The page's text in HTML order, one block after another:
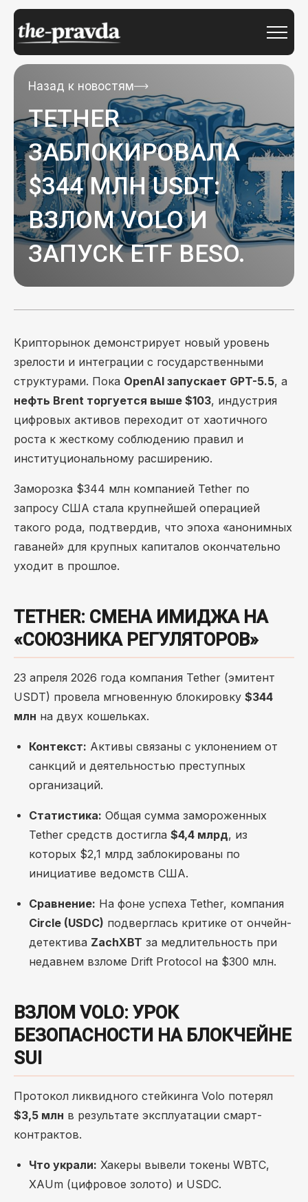
Назад к новостям
TETHER
ЗАБЛОКИРОВАЛА
$344 МЛН USDT:
ВЗЛОМ VOLO И
ЗАПУСК ETF BESO.
Крипторынок демонстрирует новый уровень
зрелости и интеграции с государственными
структурами. Пока OpenAI запускает GPT-5.5, а
нефть Brent торгуется выше $103, индустрия
цифровых активов переходит от хаотичного
роста к жесткому соблюдению правил и
институциональному расширению.
Заморозка $344 млн компанией Tether по
запросу США стала крупнейшей операцией
такого рода, подтвердив, что эпоха «анонимных
гаваней» для крупных капиталов окончательно
уходит в прошлое.
TETHER: СМЕНА ИМИДЖА НА
«СОЮЗНИКА РЕГУЛЯТОРОВ»
23 апреля 2026 года компания Tether (эмитент
USDT) провела мгновенную блокировку $344
млн на двух кошельках.
Контекст: Активы связаны с уклонением от
санкций и деятельностью преступных
организаций.
Статистика: Общая сумма замороженных
Tether средств достигла $4,4 млрд, из
которых $2,1 млрд заблокированы по
инициативе ведомств США.
Сравнение: На фоне успеха Tether, компания
Circle (USDC) подверглась критике от ончейн-
детектива ZachXBT за медлительность при
недавнем взломе Drift Protocol на $300 млн.
ВЗЛОМ VOLO: УРОК
БЕЗОПАСНОСТИ НА БЛОКЧЕЙНЕ
SUI
Протокол ликвидного стейкинга Volo потерял
$3,5 млн в результате эксплуатации смарт-
контрактов.
Что украли: Хакеры вывели токены WBTC,
XAUm (цифровое золото) и USDC.